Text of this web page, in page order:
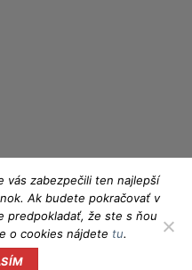
Google
Pay
Maestro MasterCard
Visa
Electron
vás zabezpečili ten najlepší
Ak budete pokračovať v
predpokladať, že ste s ňou
o cookies nájdete tu.